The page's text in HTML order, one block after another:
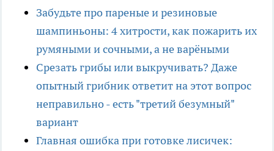
Забудьте про пареные и резиновые
шампиньоны: 4 хитрости, как пожарить их
румяными и сочными, а не варёными
Срезать грибы или выкручивать? Даже
опытный грибник ответит на этот вопрос
неправильно - есть "третий безумный"
вариант
Главная ошибка при готовке лисичек: